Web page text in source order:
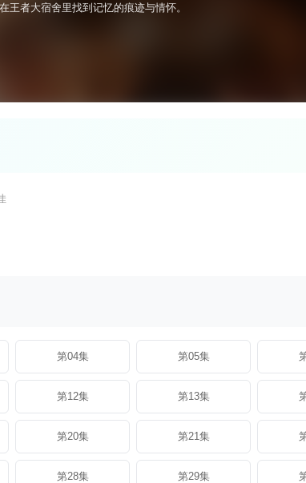
王者大宿舍里找到记忆的痕迹与情怀。
第04集 第05集
第12集 第13集
第20集 第21集
第28集 第29集